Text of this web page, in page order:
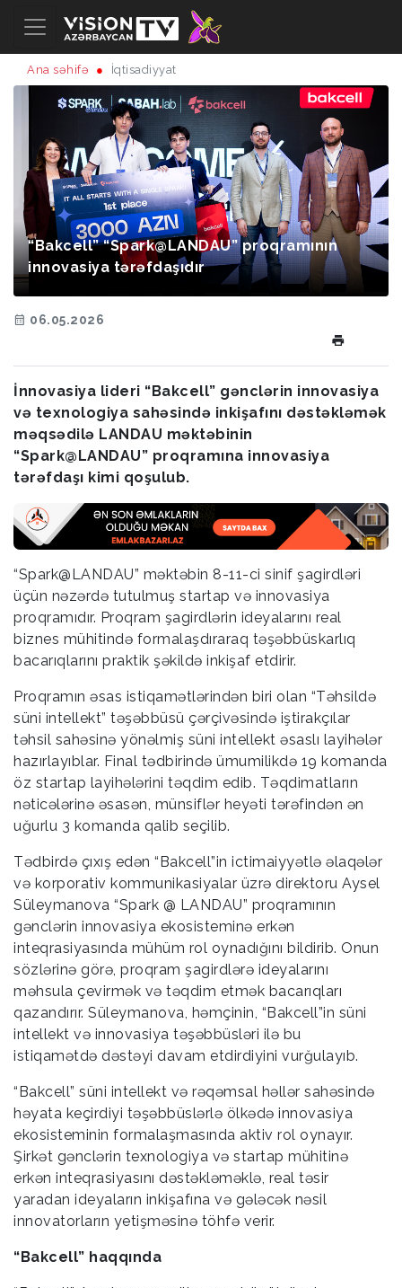
Ana səhifə İqtisadiyyat
“Bakcell” “Spark@LANDAU” proqramının
innovasiya tərəfdaşıdır
06.05.2026
İnnovasiya lideri “Bakcell” gənclərin innovasiya
və texnologiya sahəsində inkişafını dəstəkləmək
məqsədilə LANDAU məktəbinin
“Spark@LANDAU” proqramına innovasiya
tərəfdaşı kimi qoşulub.
“Spark@LANDAU” məktəbin 8-11-ci sinif şagirdləri
üçün nəzərdə tutulmuş startap və innovasiya
proqramıdır. Proqram şagirdlərin ideyalarını real
biznes mühitində formalaşdıraraq təşəbbüskarlıq
bacarıqlarını praktik şəkildə inkişaf etdirir.
Proqramın əsas istiqamətlərindən biri olan “Təhsildə
süni intellekt” təşəbbüsü çərçivəsində iştirakçılar
təhsil sahəsinə yönəlmiş süni intellekt əsaslı layihələr
hazırlayıblar. Final tədbirində ümumilikdə 19 komanda
öz startap layihələrini təqdim edib. Təqdimatların
nəticələrinə əsasən, münsiflər heyəti tərəfindən ən
uğurlu 3 komanda qalib seçilib.
Tədbirdə çıxış edən “Bakcell”in ictimaiyyətlə əlaqələr
və korporativ kommunikasiyalar üzrə direktoru Aysel
Süleymanova “Spark @ LANDAU” proqramının
gənclərin innovasiya ekosisteminə erkən
inteqrasiyasında mühüm rol oynadığını bildirib. Onun
sözlərinə görə, proqram şagirdlərə ideyalarını
məhsula çevirmək və təqdim etmək bacarıqları
qazandırır. Süleymanova, həmçinin, “Bakcell”in süni
intellekt və innovasiya təşəbbüsləri ilə bu
istiqamətdə dəstəyi davam etdirdiyini vurğulayıb.
“Bakcell” süni intellekt və rəqəmsal həllər sahəsində
həyata keçirdiyi təşəbbüslərlə ölkədə innovasiya
ekosisteminin formalaşmasında aktiv rol oynayır.
Şirkət gənclərin texnologiya və startap mühitinə
erkən inteqrasiyasını dəstəkləməklə, real təsir
yaradan ideyaların inkişafına və gələcək nəsil
innovatorların yetişməsinə töhfə verir.
“Bakcell” haqqında